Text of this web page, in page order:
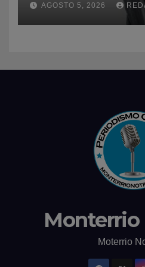
AGOSTO 5, 2026
Moterrio